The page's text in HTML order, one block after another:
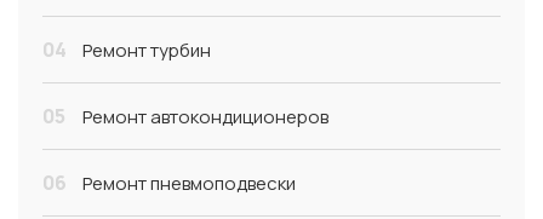
04 Ремонт турбин
05 Ремонт автокондиционеров
06 Ремонт пневмоподвески